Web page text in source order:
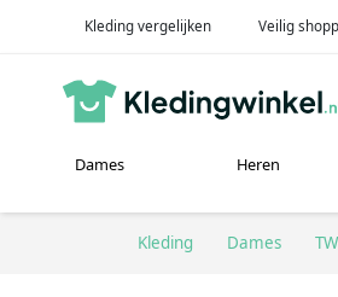
Kleding vergelijken Veilig
Dames Heren
Kleding Dames